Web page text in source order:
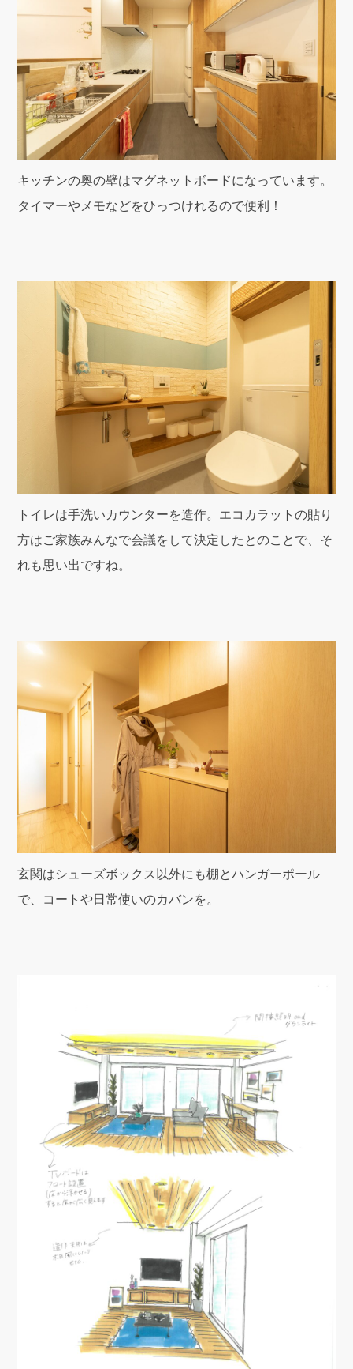
キッチンの奥の壁はマグネットボードになっています。
タイマーやメモなどをひっつけれるので便利！
トイレは手洗いカウンターを造作。エコカラットの貼り
方はご家族みんなで会議をして決定したとのことで、そ
れも思い出ですね。
玄関はシューズボックス以外にも棚とハンガーポール
で、コートや日常使いのカバンを。